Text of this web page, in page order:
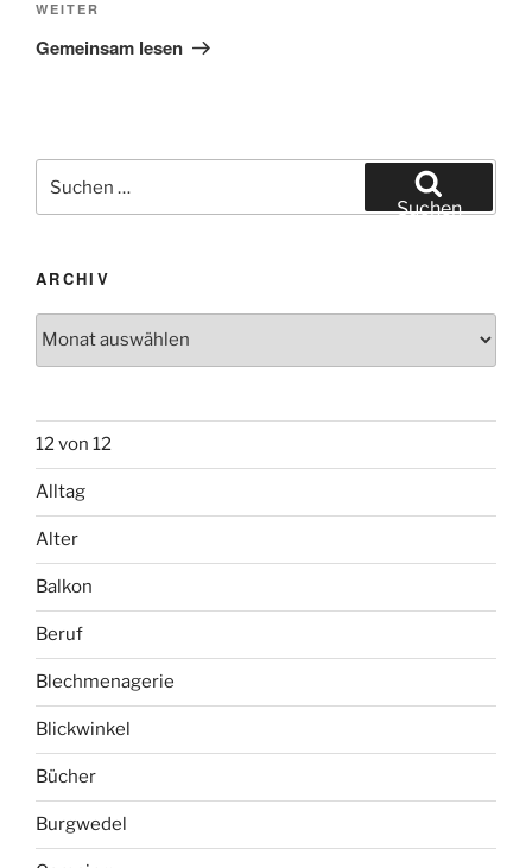
Nächster
Beitrag
WEITER
Gemeinsam lesen
nach:
Suchen
ARCHIV
Archiv
12 von 12
Alltag
Alter
Balkon
Beruf
Blechmenagerie
Blickwinkel
Bücher
Burgwedel